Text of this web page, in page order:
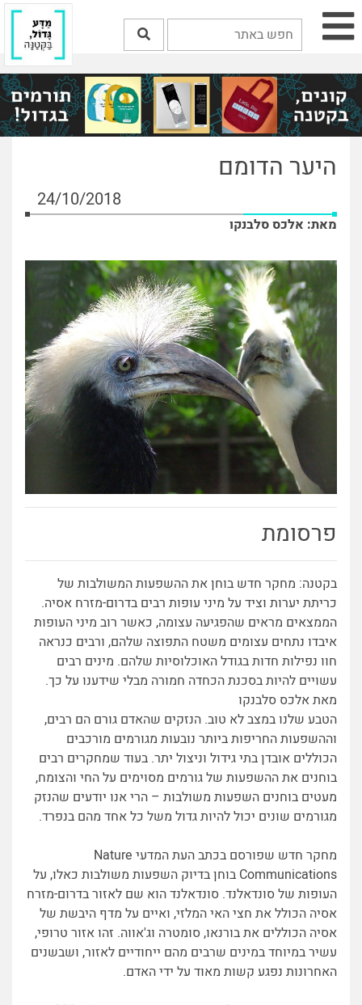
היער הדומם
24/10/2018
מאת: אלכס סלבנקו
פרסומת
בקטנה: מחקר חדש בוחן את ההשפעות המשולבות של
כריתת יערות וציד על מיני עופות רבים בדרום-מזרח אסיה.
הממצאים מראים שהפגיעה עצומה, כאשר רוב מיני העופות
איבדו נתחים עצומים משטח התפוצה שלהם, ורבים כנראה
חוו נפילות חדות בגודל האוכלוסיות שלהם. מינים רבים
עשויים להיות בסכנת הכחדה חמורה מבלי שידענו על כך.
מאת אלכס סלבנקו
הטבע שלנו במצב לא טוב. הנזקים שהאדם גורם הם רבים,
וההשפעות החריפות ביותר נובעות מגורמים מורכבים
הכוללים אובדן בתי גידול וניצול יתר. בעוד שמחקרים רבים
בוחנים את ההשפעות של גורמים מסוימים על החי והצומח,
מעטים בוחנים השפעות משולבות – הרי אנו יודעים שהנזק
מגורמים שונים יכול להיות גדול משל כל אחד מהם בנפרד.
מחקר חדש שפורסם בכתב העת המדעי Nature
Communications בוחן בדיוק השפעות משולבות כאלו, על
העופות של סונדאלנד. סונדאלנד הוא שם לאזור בדרום-מזרח
אסיה הכולל את חצי האי המלזי, ואיים על מדף היבשת של
אסיה הכוללים את בורנאו, סומטרה וג'אווה. זהו אזור טרופי,
עשיר במיוחד במינים שרבים מהם ייחודיים לאזור, ושבשנים
האחרונות נפגע קשות מאוד על ידי האדם.